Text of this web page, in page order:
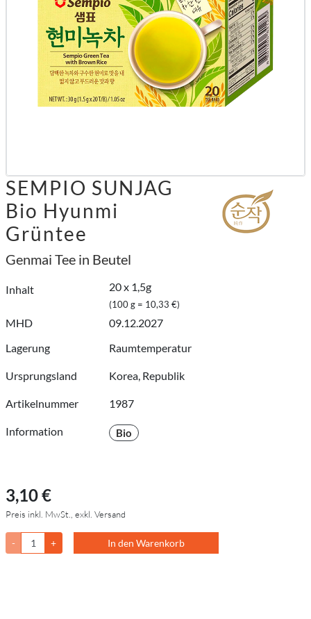
SEMPIO SUNJAG
Bio Hyunmi
Grüntee
Genmai Tee in Beutel
Inhalt 20 x 1,5g
(100 g = 10,33 €)
MHD
09.12.2027
Lagerung
Raumtemperatur
Ursprungsland Korea, Republik
Artikelnummer 1987
Information Bio
3,10 €
Preis inkl. MwSt., exkl. Versand
- + In den Warenkorb